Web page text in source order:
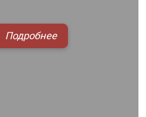
Подробнее